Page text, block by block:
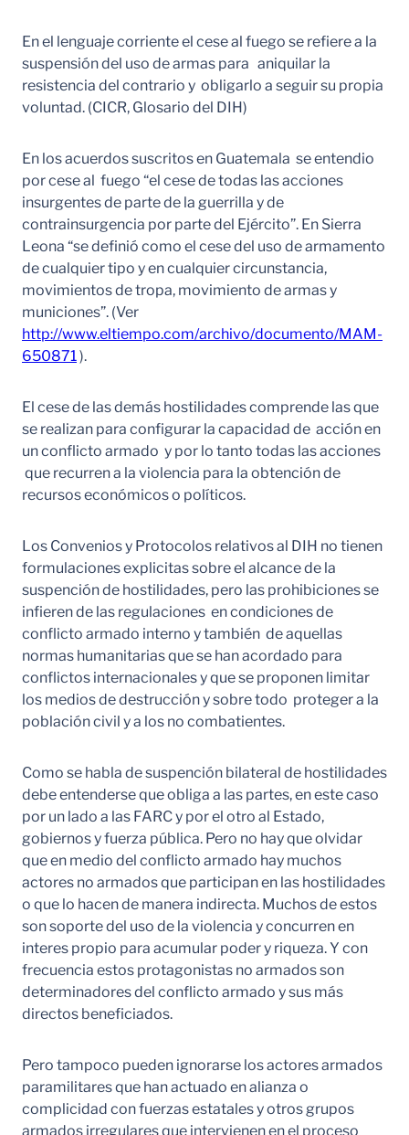
En el lenguaje corriente el cese al fuego se refiere a la
suspensión del uso de armas para aniquilar la
resistencia del contrario y obligarlo a seguir su propia
voluntad. (CICR, Glosario del DIH)
En los acuerdos suscritos en Guatemala se entendio
por cese al fuego “el cese de todas las acciones
insurgentes de parte de la guerrilla y de
contrainsurgencia por parte del Ejército”. En Sierra
Leona “se definió como el cese del uso de armamento
de cualquier tipo y en cualquier circunstancia,
movimientos de tropa, movimiento de armas y
municiones”. (Ver
http://www.eltiempo.com/archivo/documento/MAM-
650871).
El cese de las demás hostilidades comprende las que
se realizan para configurar la capacidad de acción en
un conflicto armado y por lo tanto todas las acciones
que recurren a la violencia para la obtención de
recursos económicos o políticos.
Los Convenios y Protocolos relativos al DIH no tienen
formulaciones explicitas sobre el alcance de la
suspención de hostilidades, pero las prohibiciones se
infieren de las regulaciones en condiciones de
conflicto armado interno y también de aquellas
normas humanitarias que se han acordado para
conflictos internacionales y que se proponen limitar
los medios de destrucción y sobre todo proteger a la
población civil y a los no combatientes.
Como se habla de suspención bilateral de hostilidades
debe entenderse que obliga a las partes, en este caso
por un lado a las FARC y por el otro al Estado,
gobiernos y fuerza pública. Pero no hay que olvidar
que en medio del conflicto armado hay muchos
actores no armados que participan en las hostilidades
o que lo hacen de manera indirecta. Muchos de estos
son soporte del uso de la violencia y concurren en
interes propio para acumular poder y riqueza. Y con
frecuencia estos protagonistas no armados son
determinadores del conflicto armado y sus más
directos beneficiados.
Pero tampoco pueden ignorarse los actores armados
paramilitares que han actuado en alianza o
complicidad con fuerzas estatales y otros grupos
armados irregulares que intervienen en el proceso